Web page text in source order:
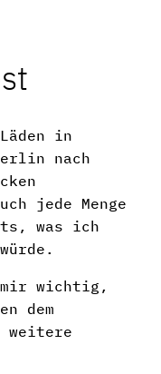
in
nach
jede Menge
was ich
wichtig,
dem
weitere